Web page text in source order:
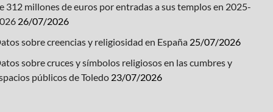
312 millones de euros por entradas a sus templos en 2025-
26/07/2026
sobre creencias y religiosidad en España 25/07/2026
sobre cruces y símbolos religiosos en las cumbres y
públicos de Toledo 23/07/2026